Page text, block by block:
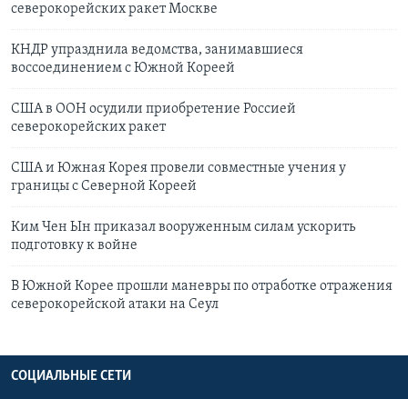
северокорейских ракет Москве
КНДР упразднила ведомства, занимавшиеся
воссоединением с Южной Кореей
США в ООН осудили приобретение Россией
северокорейских ракет
США и Южная Корея провели совместные учения у
границы с Северной Кореей
Ким Чен Ын приказал вооруженным силам ускорить
подготовку к войне
В Южной Корее прошли маневры по отработке отражения
северокорейской атаки на Сеул
СОЦИАЛЬНЫЕ СЕТИ